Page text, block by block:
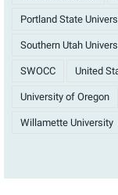
Portland State
Southern Utah
SWOCC United
University of Oregon
Willamette University